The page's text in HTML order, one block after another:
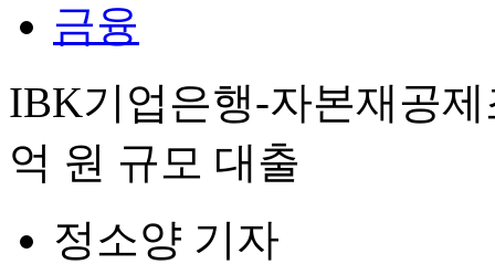
금융
IBK기업은행-자본재공
억 원 규모 대출
정소양 기자